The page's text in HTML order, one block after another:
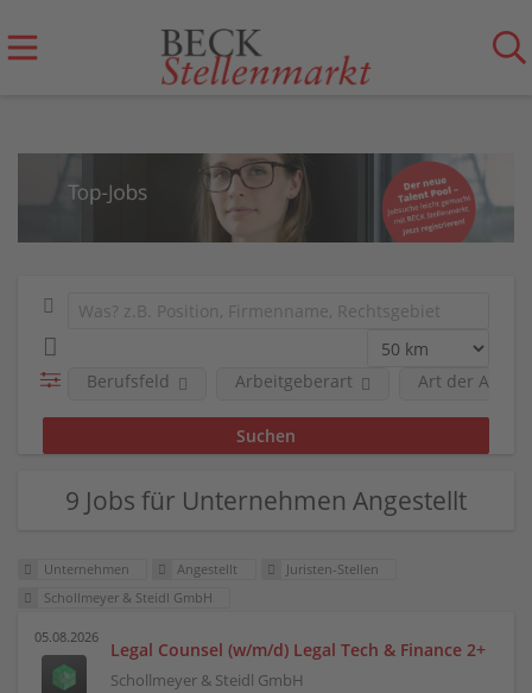
Berufsfeld Arbeitgeberart Art der
9 Jobs für Unternehmen Angestellt
Unternehmen Angestellt
Juristen-Stellen
Schollmeyer & Steidl GmbH
05.08.2026
Legal Counsel (w/m/d) Legal Tech & Finance 2+
Schollmeyer & Steidl GmbH